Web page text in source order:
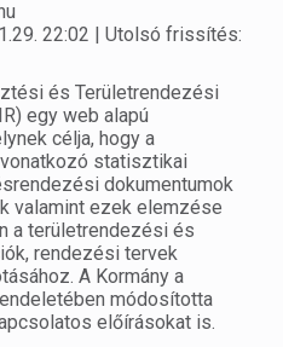
22:02 | Utolsó frissítés:
és Területrendezési
egy web alapú
célja, hogy a
statisztikai
dokumentumok
valamint ezek elemzése
a területrendezési és
rendezési tervek
A Kormány a
módosította
előírásokat is.